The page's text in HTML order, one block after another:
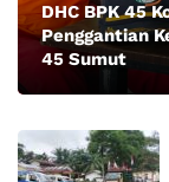
DHC BPK 45
Penggantian
45 Sumut